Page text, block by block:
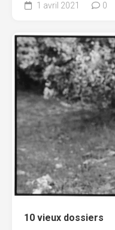
1 avril 2021 0
10 vieux dossiers